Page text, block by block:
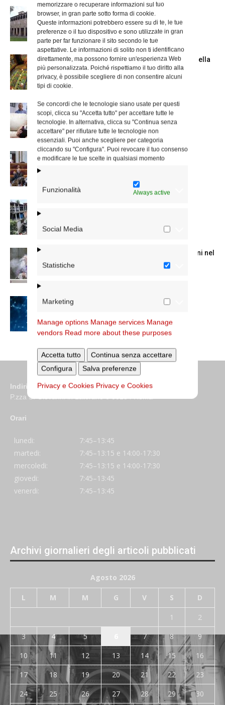
memorizzare o recuperare informazioni sul tuo
browser, in gran parte sotto forma di cookie.
Queste informazioni potrebbero essere su di te, le tue
preferenze o il tuo dispositivo e sono utilizzate in gran
parte per far funzionare il sito secondo le tue
aspettative. Le informazioni di solito non ti identificano
direttamente, ma possono fornire un'esperienza Web
più personalizzata. Poiché rispettiamo il tuo diritto alla
privacy, è possibile scegliere di non consentire alcuni
tipi di cookie.
Se concordi che le tecnologie siano usate per questi
scopi, clicca su "Accetta tutto" per accettare tutte le
tecnologie. In alternativa, clicca su "Continua senza
accettare" per rifiutare tutte le tecnologie non
essenziali. Puoi anche scegliere per categoria
cliccando su "Configura". Puoi revocare il tuo consenso
e modificare le tue scelte in qualsiasi momento
Funzionalità Always active
Social Media
Statistiche
Marketing
Manage options Manage services Manage
vendors Read more about these purposes
Accetta tutto
Continua senza accettare
Configura
Salva preferenze
Privacy e Cookies Privacy e Cookies
La Giornata mondiale dei nonni e degli
anziani: l’omelia del cardinale...
Azzardo: a Termini il centro d’ascolto della
Caritas
A San Saba la Messa per la Giornata dei
nonni e...
Dichiarazione di Roma, l’intervento del
La Messa in suffragio del cardinale Ruini nel
trigesimo della morte
Pace, disarmo e IA: a Castel Gandolfo il
Indirizzo
P.zza S. Giovanni in Laterano 6 00184 Roma
Orari
lunedi:
7:45–13:45
martedi:
7:45–13:15 e 14:00-17:30
mercoledi:
7:45–13:15 e 14:00-17:30
giovedi:
7:45–13:45
venerdi:
7:45–13:45
Archivi giornalieri degli articoli pubblicati
Agosto 2026
L M M G V S D
1
2
3
4 5 7 8
9
10
11 12 13 14 15
16
17
18 19 20 21 22
23
24
25 26 27 28 29 30